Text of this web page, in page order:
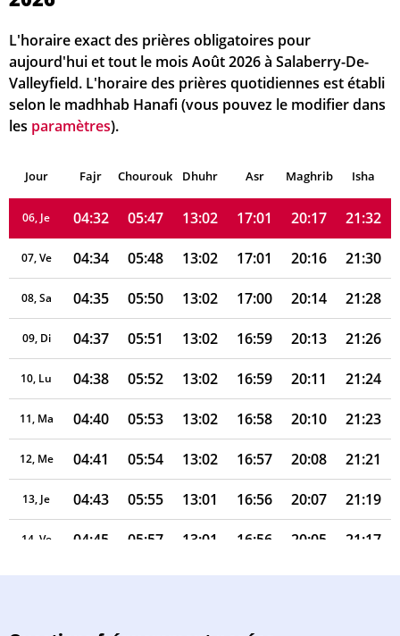
L'horaire exact des prières obligatoires pour
aujourd'hui et tout le mois Août 2026 à Salaberry-De-
Valleyfield. L'horaire des prières quotidiennes est établi
selon le madhhab Hanafi (vous pouvez le modifier dans
les paramètres).
Jour Fajr Chourouk Dhuhr Asr Maghrib Isha
02, Di 04:26 05:42 13:03 17:03 20:23 21:39
03, Lu 04:28 05:44 13:03 17:03 20:21 21:37
04, Ma 04:29
05, Me 04:31 05:46 13:03 17:02 20:18 21:34
06, Je 04:32 05:47 13:02 17:01 20:17 21:32
07, Ve 04:34 05:48 13:02 17:01 20:16 21:30
08, Sa 04:35 05:50 13:02 17:00 20:14 21:28
09, Di 04:37 05:51 13:02 16:59 20:13 21:26
10, Lu 04:38 05:52 13:02 16:59 20:11 21:24
11, Ma 04:40 05:53 13:02 16:58 20:10 21:23
12, Me 04:41 05:54 13:02 16:57 20:08 21:21
13, Je 04:43 05:55 13:01 16:56 20:07 21:19
14, Ve 04:45 05:57 13:01 16:56 20:05 21:17
15, Sa 04:46 05:58 13:01 16:55 20:03 21:15